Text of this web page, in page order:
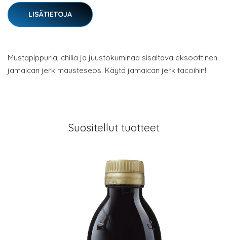
LISÄTIETOJA
Mustapippuria, chiliä ja juustokuminaa sisältävä eksoottinen
jamaican jerk mausteseos. Käytä jamaican jerk tacoihin!
Suositellut tuotteet